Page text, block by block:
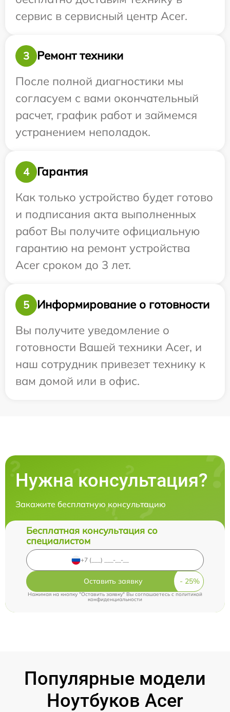
сервис в сервисный центр Acer.
3
Ремонт техники
После полной диагностики мы
согласуем с вами окончательный
расчет, график работ и займемся
устранением неполадок.
4
Гарантия
Как только устройство будет готово
и подписания акта выполненных
работ Вы получите официальную
гарантию на ремонт устройства
Acer сроком до 3 лет.
5
Информирование о готовности
Вы получите уведомление о
готовности Вашей техники Acer, и
наш сотрудник привезет технику к
вам домой или в офис.
Нужна консультация?
Закажите бесплатную консультацию
Бесплатная консультация со
специалистом
Оставить заявку
Нажимая на кнопку "Оставить заявку" Вы соглашаетесь cполитикой
конфиденциальности
Популярные модели
Ноутбуков Acer